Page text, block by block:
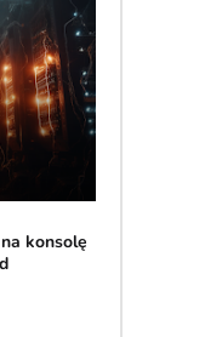
konsolę